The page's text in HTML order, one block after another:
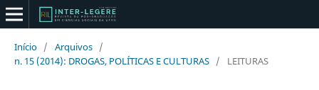
Início / Arquivos /
n. 15 (2014): DROGAS, POLÍTICAS E CULTURAS / LEITURAS